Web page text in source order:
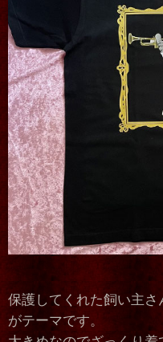
保護してくれた飼い主
がテーマです。